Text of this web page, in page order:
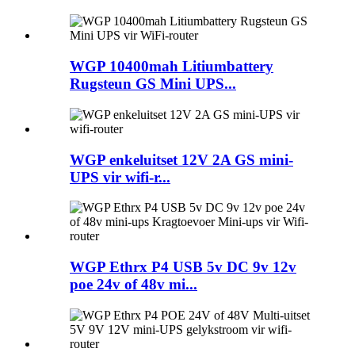
WGP 10400mah Litiumbattery
Rugsteun GS Mini UPS...
WGP enkeluitset 12V 2A GS mini-
UPS vir wifi-r...
WGP Ethrx P4 USB 5v DC 9v 12v
poe 24v of 48v mi...